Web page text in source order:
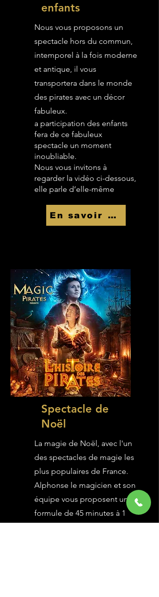
enfants
Nous vous proposons un
spectacle hors du commun,
intemporel à la fois moderne
et antique, il vous
transportera dans le monde
des pirates avec un décor
fabuleux.
a participation des enfants
fera de ce fabuleux
spectacle un moment
inoubliable.
Nous vous invitons à
regarder la vidéo ci-dessous,
elle parle d’elle-même
En savoir Plus
Spectacle de
Noël
La magie de Noël, avec l'un
des spectacles de magie les
plus populaires de France.
Alphonse le magicien et son
équipe vous proposent une
formule de 45 minutes à 1